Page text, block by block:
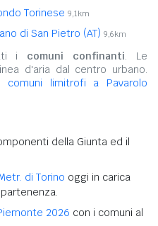
Torinese 9,1km
di San Pietro (AT) 9,6km
i comuni confinanti. Le
d'aria dal centro urbano.
comuni limitrofi a Pavarolo
della Giunta ed il
di Torino oggi in carica
2026 con i comuni al